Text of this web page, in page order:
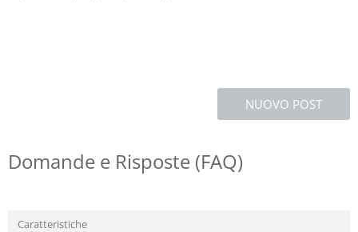
NUOVO POST
Domande e Risposte (FAQ)
Caratteristiche